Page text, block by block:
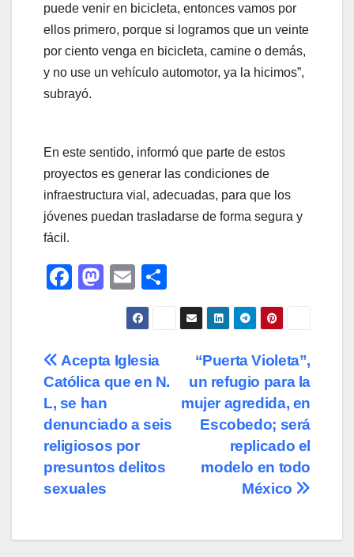
puede venir en bicicleta, entonces vamos por
ellos primero, porque si logramos que un veinte
por ciento venga en bicicleta, camine o demás,
y no use un vehículo automotor, ya la hicimos”,
subrayó.
En este sentido, informó que parte de estos
proyectos es generar las condiciones de
infraestructura vial, adecuadas, para que los
jóvenes puedan trasladarse de forma segura y
fácil.
F
e
b
o
o
k
M
o
d
o
n
E
m
ail
o
m
ar
tir
Navegación
de
entradas
“Puerta Violeta”,
un refugio para la
mujer agredida, en
Escobedo; será
replicado el
modelo en todo
México
Acepta Iglesia
Católica que en N.
L, se han
denunciado a seis
religiosos por
presuntos delitos
sexuales